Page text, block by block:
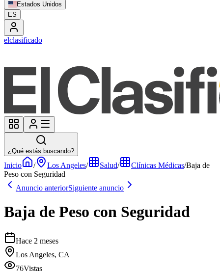
Estados Unidos
ES
elclasificado
¿Qué estás buscando?
Inicio / Los Angeles/ Salud/ Clínicas Médicas/Baja de
Peso con Seguridad
Anuncio anteriorSiguiente anuncio
Baja de Peso con Seguridad
Hace 2 meses
Los Angeles, CA
76Vistas